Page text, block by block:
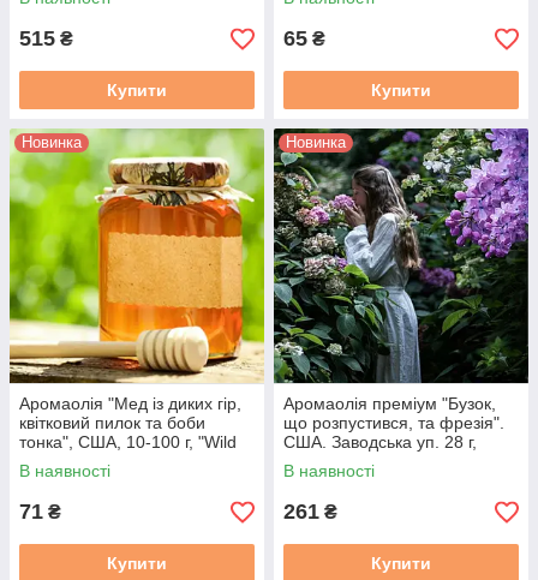
515 ₴
Купити
Flaming Candle
65 ₴
Купити
Новинка
Аромаолія "Мед із диких гір,
квітковий пилок та боби
тонка", США, 10-100 г, "Wild
Mountain Honey", Flaming
Candle
В наявності
71 ₴
Купити
Новинка
Аромаолія преміум "Бузок,
що розпустився, та фрезія".
США. Заводська уп. 28 г,
"Freesia and Lilac". Candle
Science.
В наявності
261 ₴
Купити